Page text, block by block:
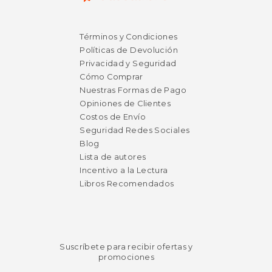
$ 43.54
50%
dcto.
Términos y Condiciones
Políticas de Devolución
Privacidad y Seguridad
Cómo Comprar
Nuestras Formas de Pago
Opiniones de Clientes
Costos de Envío
Seguridad Redes Sociales
Blog
Lista de autores
Incentivo a la Lectura
Libros Recomendados
Suscríbete para recibir ofertas y
promociones